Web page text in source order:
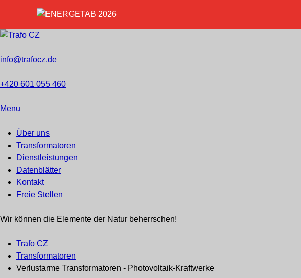
info@trafocz.de
+420 601 055 460
Menu
Über uns
Transformatoren
Dienstleistungen
Datenblätter
Kontakt
Freie Stellen
Wir können die Elemente der Natur beherrschen!
Trafo CZ
Transformatoren
Verlustarme Transformatoren - Photovoltaik-Kraftwerke